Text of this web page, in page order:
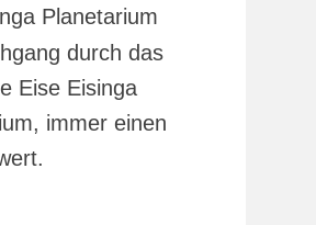
Planetarium
durch das
Eise Eisinga
immer einen